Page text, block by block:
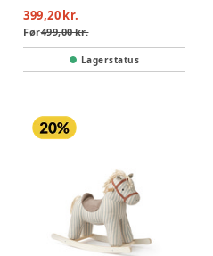
399,20 kr.
Før499,00 kr.
Lagerstatus